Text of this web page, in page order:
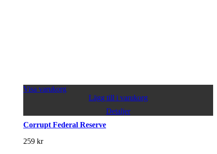
Visa varukorg
Lägg till i varukorg
Detaljer
Corrupt Federal Reserve
259 kr